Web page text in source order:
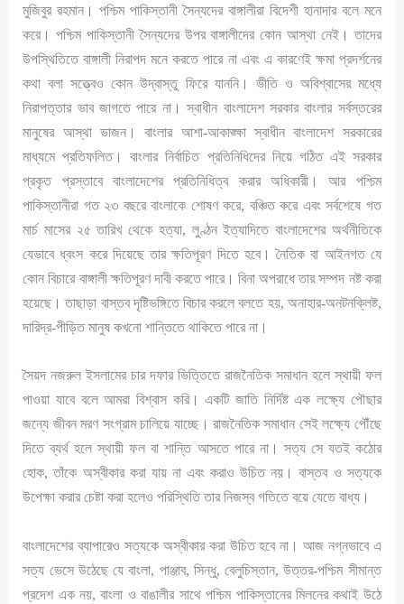
মুজিবুর রহমান। পশ্চিম পাকিস্তানী সৈন্যদের বাঙ্গালীরা বিদেশী হানাদার বলে মনে
করে। পশ্চিম পাকিস্তানী সৈন্যদের উপর বাঙ্গালীদের কোন আস্থা নেই। তাদের
উপস্থিতিতে বাঙ্গালী নিরাপদ মনে করতে পারে না এবং এ কারণেই ক্ষমা প্রদর্শনের
কথা বলা সত্ত্বেও কোন উদ্বাস্তু ফিরে যাননি। ভীতি ও অবিশ্বাসের মধ্যে
নিরাপত্তার ভাব জাগতে পারে না। স্বাধীন বাংলাদেশ সরকার বাংলার সর্বস্তরের
মানুষের আস্থা ভাজন। বাংলার আশা-আকাঙ্ক্ষা স্বাধীন বাংলাদেশ সরকারের
মাধ্যমে প্রতিফলিত। বাংলার নির্বাচিত প্রতিনিধিদের নিয়ে গঠিত এই সরকার
প্রকৃত প্রস্তাবে বাংলাদেশের প্রতিনিধিত্ব করার অধিকারী। আর পশ্চিম
পাকিস্তানীরা গত ২৩ বছরে বাংলাকে শোষণ করে, বঞ্চিত করে এবং সর্বশেষে গত
মার্চ মাসের ২৫ তারিখ থেকে হত্যা, লুণ্ঠন ইত্যাদিতে বাংলাদেশের অর্থনীতিকে
যেভাবে ধ্বংস করে দিয়েছে তার ক্ষতিপূরণ দিতে হবে। নৈতিক বা আইনগত যে
কোন বিচারে বাঙ্গালী ক্ষতিপূরণ দাবী করতে পারে। বিনা অপরাধে তার সম্পদ নষ্ট করা
হয়েছে। তাছাড়া বাস্তব দৃষ্টিভঙ্গিতে বিচার করলে বলতে হয়, অনাহার-অনটনক্লিষ্ট,
দারিদ্র-পীড়িত মানুষ কখনো শান্তিতে থাকিতে পারে না।
সৈয়দ নজরুল ইসলামের চার দফার ভিত্তিতে রাজনৈতিক সমাধান হলে স্থায়ী ফল
পাওয়া যাবে বলে আমরা বিশ্বাস করি। একটি জাতি নির্দিষ্ট এক লক্ষ্যে পৌছার
জন্যে জীবন মরণ সংগ্রাম চালিয়ে যাচ্ছে। রাজনৈতিক সমাধান সেই লক্ষ্যে পৌঁছে
দিতে ব্যর্থ হলে স্থায়ী ফল বা শান্তি আসতে পারে না। সত্য সে যতই কঠোর
হোক, তাঁকে অস্বীকার করা যায় না এবং করাও উচিত নয়। বাস্তব ও সত্যকে
উপেক্ষা করার চেষ্টা করা হলেও পরিস্থিতি তার নিজস্ব গতিতে বয়ে যেতে বাধ্য।
বাংলাদেশের ব্যাপারেও সত্যকে অস্বীকার করা উচিত হবে না। আজ নগ্নভাবে এ
সত্য ভেসে উঠেছে যে বাংলা, পাঞ্জাব, সিন্ধু, বেলুচিস্তান, উত্তর-পশ্চিম সীমান্ত
প্রদেশ এক নয়, বাংলা ও বাঙালীর সাথে পশ্চিম পাকিস্তানের মিলনের কথাই উঠে